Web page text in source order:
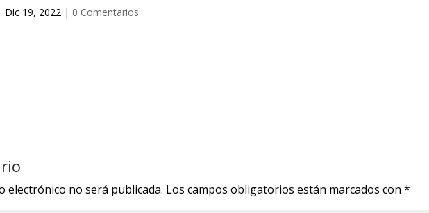
Dic 19, 2022 | 0 Comentarios
electrónico no será publicada. Los campos obligatorios están marcados con*